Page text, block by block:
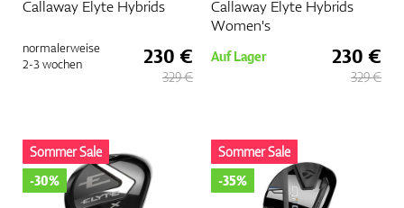
Callaway Elyte Hybrids
normalerweise
2-3 wochen
230 €
329 €
Callaway Elyte Hybrids
Women's
Auf Lager 230 €
329 €
Sommer Sale
-30%
Sommer Sale
-35%